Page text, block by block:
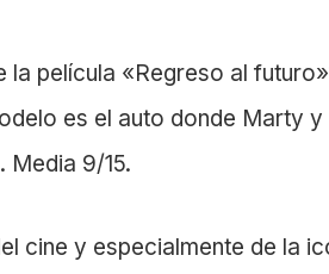
la película «Regreso al
es el auto donde Marty
Media 9/15.
cine y especialmente de la